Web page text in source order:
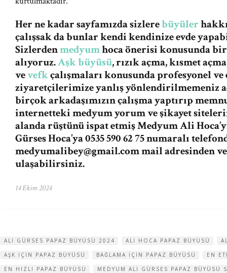
Her ne kadar sayfamızda sizlerebüyüler
çalışsak da bunlar kendi kendinize evde
Sizlerdenmedyumhoca önerisi konusunda
alıyoruz.Aşk büyüsü, rızık açma, kısmet
vevefkçalışmaları konusunda profesyonel
ziyaretçilerimize yanlış yönlendirilmemeniz
birçok arkadaşımızın çalışma yaptırıp
internetteki medyum yorum ve şikayet
alanda rüştünü ispat etmiş Medyum Ali
Gürses Hoca’ya 0535 590 62 75 numaralı
medyumalibey@gmail.commail adresinden
ulaşabilirsiniz.
14 Ekim 2024
ALI GÜRSES PAPAZ BÜYÜSÜ 2024 ALI HOCA PAPAZ BÜYÜSÜ
AŞK IÇIN PAPAZ BÜYÜSÜ
BAĞLAMA IÇIN PAPAZ BÜYÜSÜ
EN
EN HIZLI PAPAZ BÜYÜSÜ
MEDYUM ALI GÜRSES PAPAZ BÜYÜSÜ